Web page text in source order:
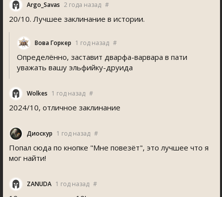
Argo_Sava 2 года назад #
20/10. Лучшее заклинание в истории.
Вова Горкер 1 год назад #
Определённо, заставит дварфа-варвара в пати
уважать вашу эльфийку-друида
Wolke 1 год назад #
2024/10, отличное заклинание
Диоскур 1 год назад #
Попал сюда по кнопке "Мне повезёт", это лучшее что я
мог найти!
ZANUDA 1 год назад #